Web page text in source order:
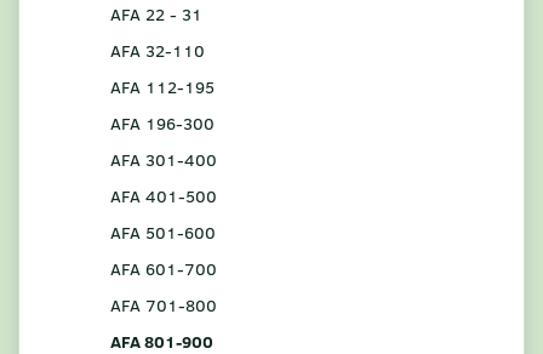
AFA 22 - 31
AFA 32-110
AFA 112-195
AFA 196-300
AFA 301-400
AFA 401-500
AFA 501-600
AFA 601-700
AFA 701-800
AFA 801-900